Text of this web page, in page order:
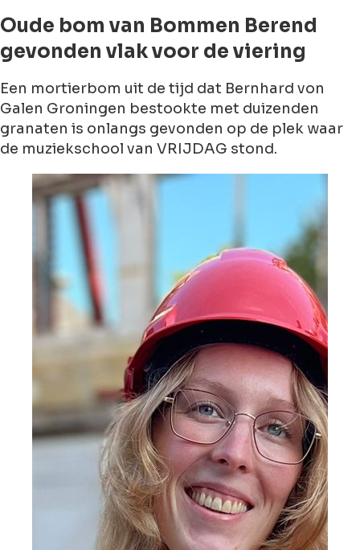
Oude bom van Bommen Berend
gevonden vlak voor de viering
Een mortierbom uit de tijd dat Bernhard von
Galen Groningen bestookte met duizenden
granaten is onlangs gevonden op de plek waar
de muziekschool van VRIJDAG stond.